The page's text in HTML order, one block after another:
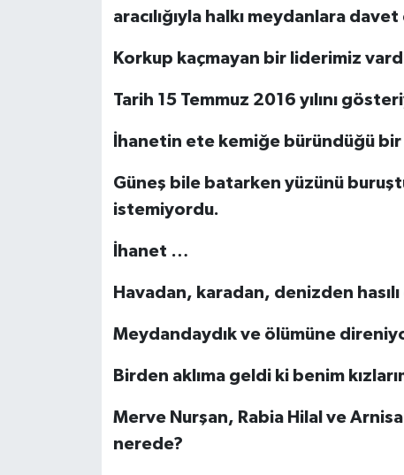
aracılığıyla halkı meydanlara
Korkup kaçmayan bir liderimiz
Tarih 15 Temmuz 2016 yılını
İhanetin ete kemiğe büründüğü
Güneş bile batarken yüzünü
istemiyordu.
İhanet …
Havadan, karadan, denizden
Meydandaydık ve ölümüne
Birden aklıma geldi ki benim
Merve Nurşan, Rabia Hilal ve
nerede?